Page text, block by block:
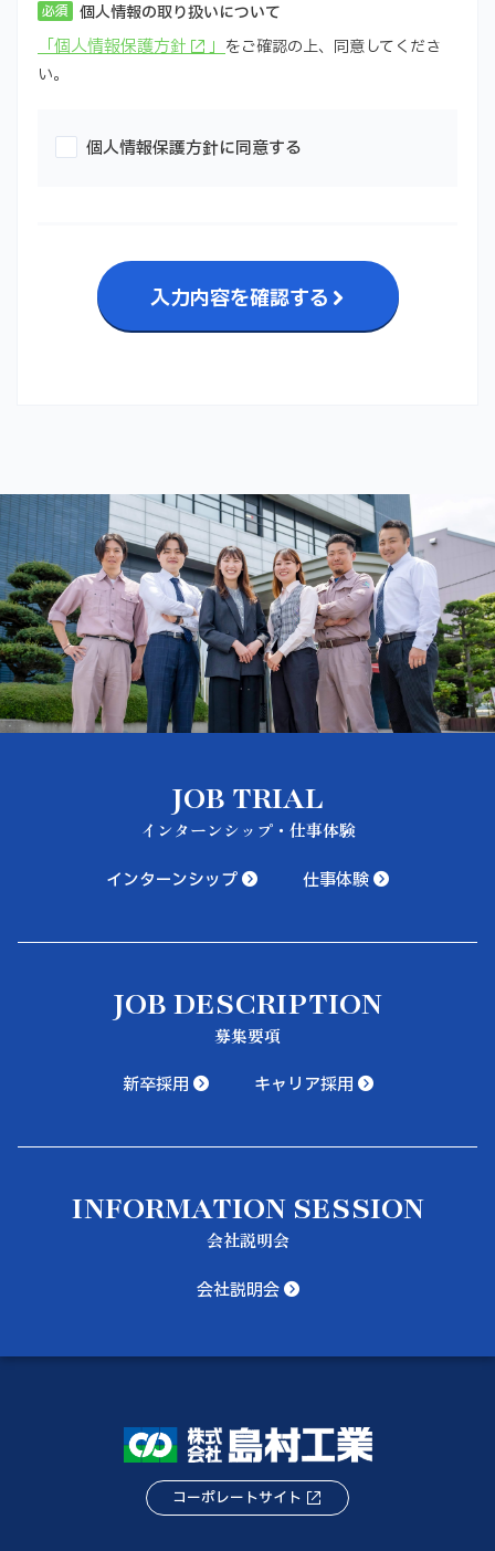
個人情報の取り扱いについて
「個人情報保護方針 」をご確認の上、同意してくださ
い。
個人情報保護方針に同意する
入力内容を確認する
JOB TRIAL
インターンシップ・仕事体験
インターンシップ 仕事体験
JOB DESCRIPTION
募集要項
新卒採用 キャリア採用
INFORMATION SESSION
会社説明会
会社説明会
コーポレートサイト